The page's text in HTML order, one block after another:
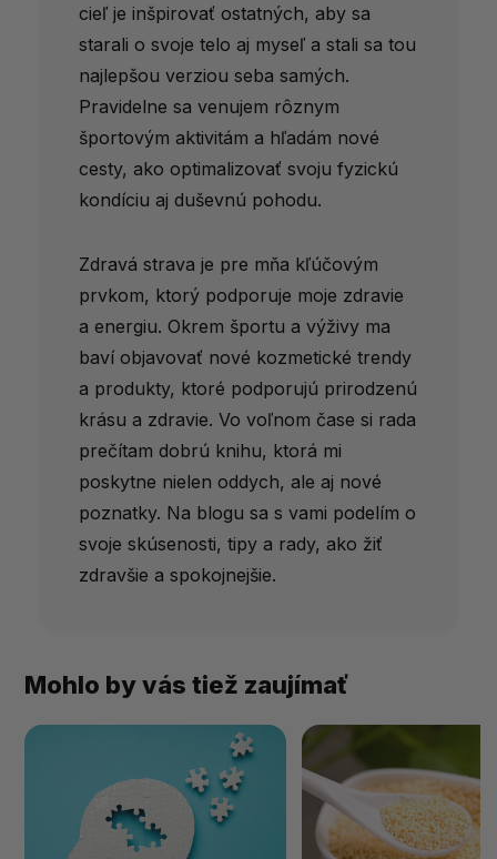
cieľ je inšpirovať ostatných, aby sa
starali o svoje telo aj myseľ a stali sa tou
najlepšou verziou seba samých.
Pravidelne sa venujem rôznym
športovým aktivitám a hľadám nové
cesty, ako optimalizovať svoju fyzickú
kondíciu aj duševnú pohodu.
Zdravá strava je pre mňa kľúčovým
prvkom, ktorý podporuje moje zdravie
a energiu. Okrem športu a výživy ma
baví objavovať nové kozmetické trendy
a produkty, ktoré podporujú prirodzenú
krásu a zdravie. Vo voľnom čase si rada
prečítam dobrú knihu, ktorá mi
poskytne nielen oddych, ale aj nové
poznatky. Na blogu sa s vami podelím o
svoje skúsenosti, tipy a rady, ako žiť
zdravšie a spokojnejšie.
Mohlo by vás tiež zaujímať